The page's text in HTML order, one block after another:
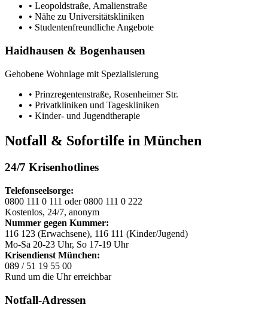
• Leopoldstraße, Amalienstraße
• Nähe zu Universitätskliniken
• Studentenfreundliche Angebote
Haidhausen & Bogenhausen
Gehobene Wohnlage mit Spezialisierung
• Prinzregentenstraße, Rosenheimer Str.
• Privatkliniken und Tageskliniken
• Kinder- und Jugendtherapie
Notfall & Sofortilfe in München
24/7 Krisenhotlines
Telefonseelsorge:
0800 111 0 111 oder 0800 111 0 222
Kostenlos, 24/7, anonym
Nummer gegen Kummer:
116 123 (Erwachsene), 116 111 (Kinder/Jugend)
Mo-Sa 20-23 Uhr, So 17-19 Uhr
Krisendienst München:
089 / 51 19 55 00
Rund um die Uhr erreichbar
Notfall-Adressen